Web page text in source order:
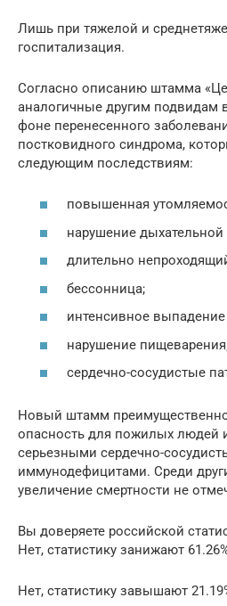
Лишь при тяжелой и
госпитализация.
Согласно описанию штамма
аналогичные другим подвидам
фоне перенесенного
постковидного синдрома,
следующим последствиям:
повышенная
нарушение дыхательной
длительно
бессонница;
интенсивное
нарушение
сердечно-сосудистые
Новый штамм
опасность для пожилых людей
серьезными сердечно-
иммунодефицитами. Среди
увеличение смертности не
Вы доверяете российской
Нет, статистику занижают
Нет, статистику завышают